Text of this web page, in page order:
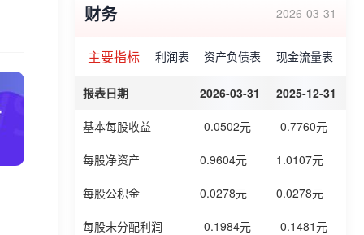
财务 2026-03-31
主要指标 利润表 资产负债表 现金流量表
报表日期 2026-03-31 2025-12-31
基本每股收益 -0.0502元 -0.7760元
每股净资产 0.9604元 1.0107元
每股公积金 0.0278元 0.0278元
每股未分配利润 -0.1984元 -0.1481元